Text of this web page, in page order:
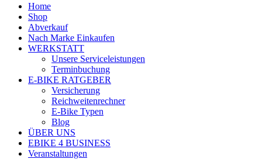
Home
Shop
Abverkauf
Nach Marke Einkaufen
WERKSTATT
Unsere Serviceleistungen
Terminbuchung
E-BIKE RATGEBER
Versicherung
Reichweitenrechner
E-Bike Typen
Blog
ÜBER UNS
EBIKE 4 BUSINESS
Veranstaltungen